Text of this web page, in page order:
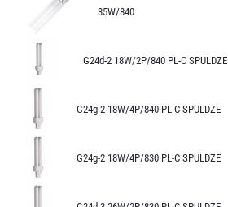
35W/840
G24d-2 18W/2P/840 PL-C SPULDZE
G24g-2 18W/4P/840 PL-C SPULDZE
G24g-2 18W/4P/830 PL-C SPULDZE